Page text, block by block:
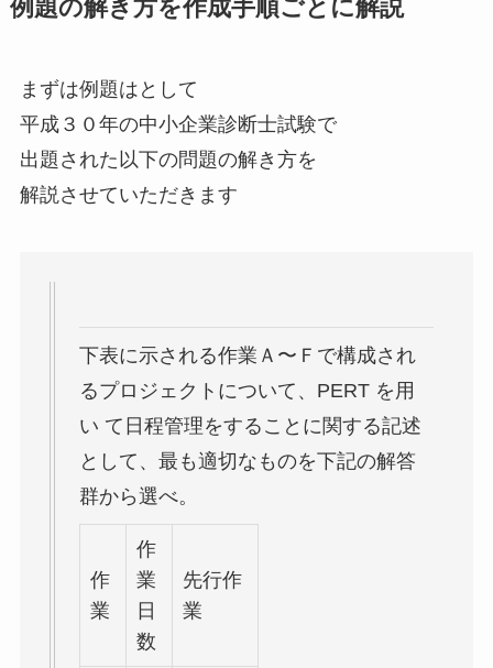
例題の解き方を作成手順ごとに解説
まずは例題はとして
平成３０年の中小企業診断士試験で
出題された以下の問題の解き方を
解説させていただきます
下表に示される作業Ａ〜Ｆで構成され
るプロジェクトについて、PERT を用
い て日程管理をすることに関する記述
として、最も適切なものを下記の解答
群から選べ。
作
業
作
業
日
数
先行作
業